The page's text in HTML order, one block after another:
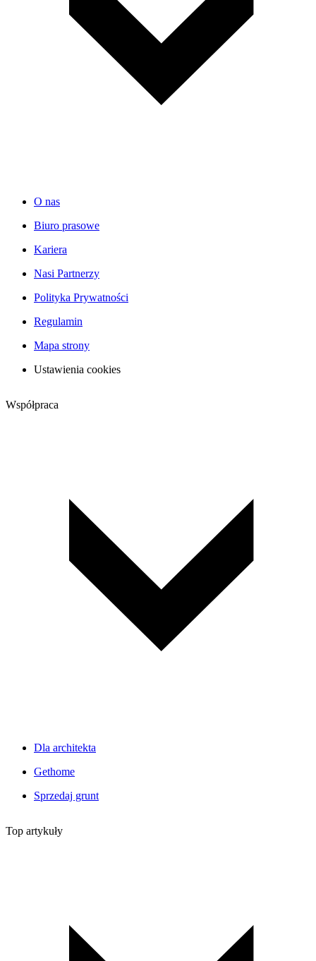
O nas
Biuro prasowe
Kariera
Nasi Partnerzy
Polityka Prywatności
Regulamin
Mapa strony
Ustawienia cookies
Współpraca
Dla architekta
Gethome
Sprzedaj grunt
Top artykuły